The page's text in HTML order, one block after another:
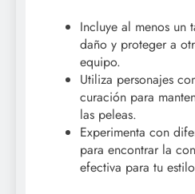
Incluye al menos un
daño y proteger a
equipo.
Utiliza personajes
curación para
las peleas.
Experimenta con
para encontrar la
efectiva para tu